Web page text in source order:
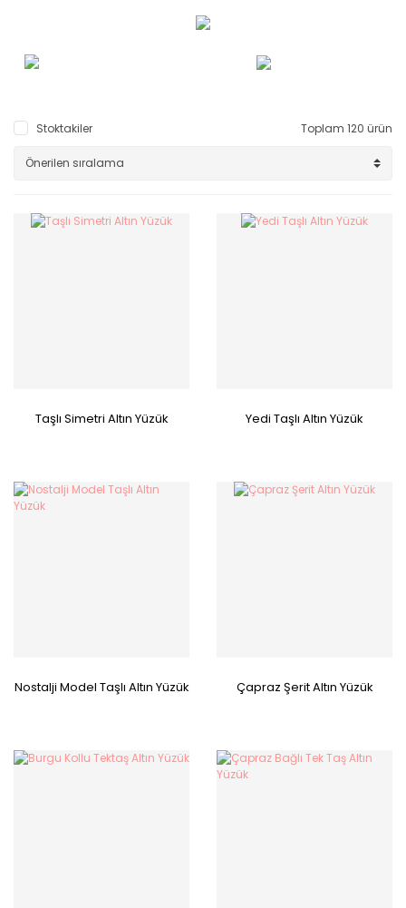
Stoktakiler Toplam 120 ürün
Taşlı Simetri Altın Yüzük Yedi Taşlı Altın Yüzük
Nostalji Model Taşlı Altın Yüzük Çapraz Şerit Altın Yüzük